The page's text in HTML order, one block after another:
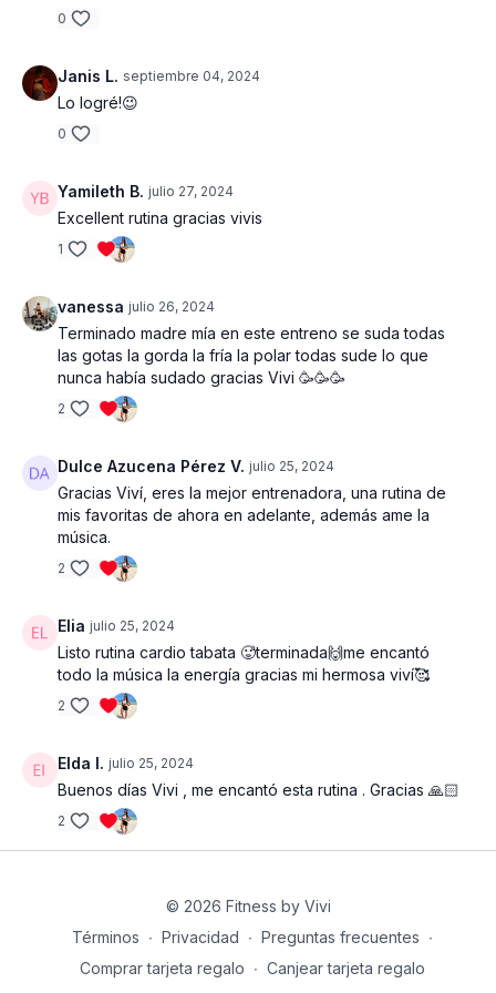
EQUIPOS Y PESO
- Tapete de entrenamiento
0
Janis L. septiembre 04, 2024
Lo logré!😉
0
Yamileth B. julio 27, 2024
Excellent rutina gracias vivis
1
vanessa julio 26, 2024
Terminado madre mía en este entreno se suda todas
las gotas la gorda la fría la polar todas sude lo que
nunca había sudado gracias Vivi 🥳🥳🥳
2
Dulce Azucena Pérez V. julio 25, 2024
Gracias Viví, eres la mejor entrenadora, una rutina de
mis favoritas de ahora en adelante, además ame la
música.
2
Elia julio 25, 2024
Listo rutina cardio tabata 🥵terminada🙌me encantó
todo la música la energía gracias mi hermosa viví🥰
2
Elda I. julio 25, 2024
Buenos días Vivi , me encantó esta rutina . Gracias 🙏🏻
2
© 2026 Fitness by Vivi
Términos ∙ Privacidad ∙ Preguntas frecuentes ∙
Comprar tarjeta regalo ∙ Canjear tarjeta regalo